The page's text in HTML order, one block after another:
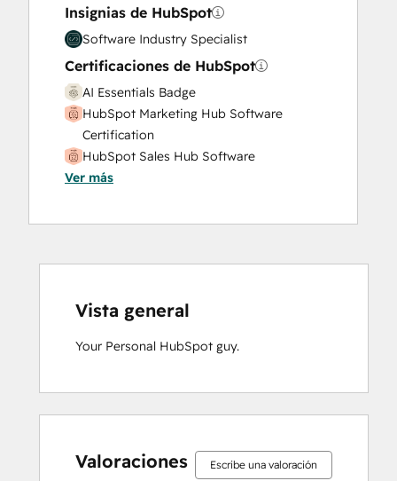
Search Engine Optimization
Social Media
Video Production
Website Design
Website Development
Insignias de HubSpot
Software Industry Specialist
Certificaciones de HubSpot
AI Essentials Badge
HubSpot Marketing Hub Software
Certification
HubSpot Sales Hub Software
Certification
HubSpot Trainer Certification
Inbound Sales
Ver más
Vista general
Your Personal HubSpot guy.
Valoraciones Escribe una valoración